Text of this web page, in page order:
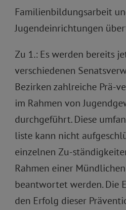
Familienbildungsarbeit
Jugendeinrichtungen
Zu 1.: Es werden bereits
verschiedenen
Bezirken zahlreiche Prä-
im Rahmen von
durchgeführt. Diese
liste kann nicht
einzelnen Zu-
Rahmen einer
beantwortet werden. Die
den Erfolg dieser